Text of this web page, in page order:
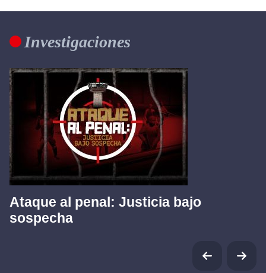
Investigaciones
Ataque al penal: Justicia bajo
sospecha